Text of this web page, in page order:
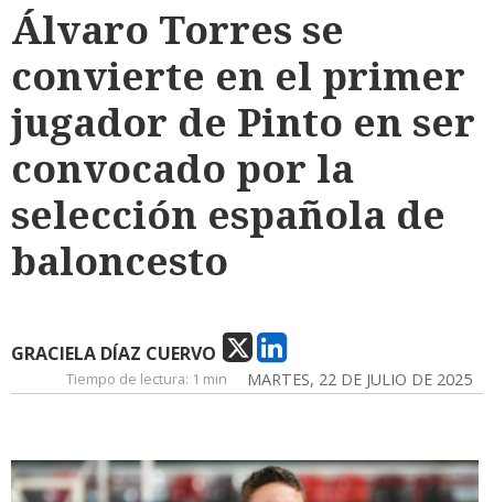
Álvaro Torres se
convierte en el primer
jugador de Pinto en ser
convocado por la
selección española de
baloncesto
GRACIELA DÍAZ CUERVO
MARTES, 22 DE JULIO DE 2025
Tiempo de lectura: 1 min